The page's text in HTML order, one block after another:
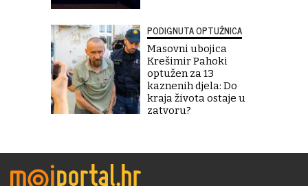
PODIGNUTA OPTUŽNICA
Masovni ubojica
Krešimir Pahoki
optužen za 13
kaznenih djela: Do
kraja života ostaje u
zatvoru?